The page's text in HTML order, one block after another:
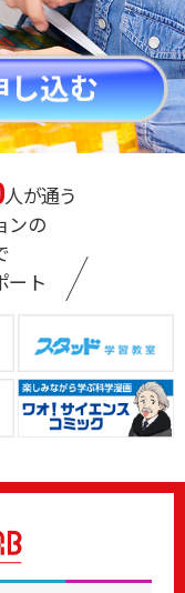
人が通う
ンの
ート